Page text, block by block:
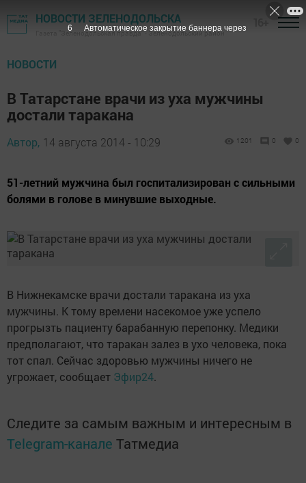
НОВОСТИ ЗЕЛЕНОДОЛЬСКА
Газета "Зеленодольская правда" - Зеленодольский район
НОВОСТИ
В Татарстане врачи из уха мужчины
достали таракана
Автор, 14 августа 2014 - 10:29 1201 0 0
51-летний мужчина был госпитализирован с сильными
болями в голове в минувшие выходные.
В Нижнекамске врачи достали таракана из уха
мужчины. К тому времени насекомое уже успело
прогрызть пациенту барабанную перепонку. Медики
предполагают, что таракан залез в ухо человека, пока
тот спал. Сейчас здоровью мужчины ничего не
угрожает, сообщает Эфир24.
Следите за самым важным и интересным в
Telegram-канале Татмедиа
5 Автоматическое закрытие баннера через